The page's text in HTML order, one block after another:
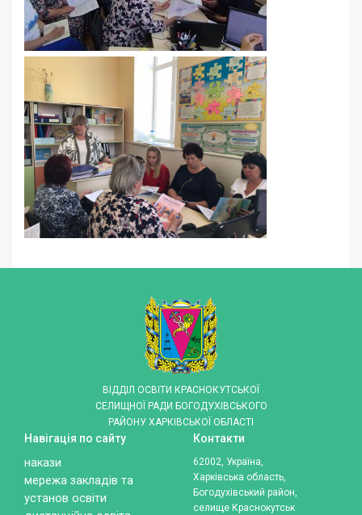
ВІДДІЛ ОСВІТИ КРАСНОКУТСЬКОЇ
СЕЛИЩНОЇ РАДИ БОГОДУХІВСЬКОГО
РАЙОНУ ХАРКІВСЬКОЇ ОБЛАСТІ
Навігація по сайту
накази
мережа закладів та
установ освіти
Контакти
62002, Україна,
Харківська область,
Богодухівський район,
селище Краснокутськ